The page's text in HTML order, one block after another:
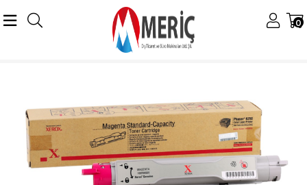
0
Xerox 6250 Kırmızı Toner 106R00669 Magicolor 3300 Epson C3000